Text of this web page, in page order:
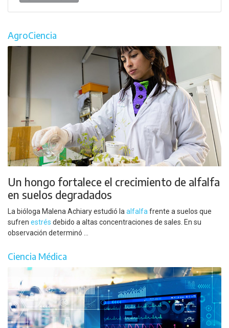
AgroCiencia
Un hongo fortalece el crecimiento de alfalfa
en suelos degradados
La bióloga Malena Achiary estudió la alfalfa frente a suelos que
sufren estrés debido a altas concentraciones de sales. En su
observación determinó ...
Ciencia Médica